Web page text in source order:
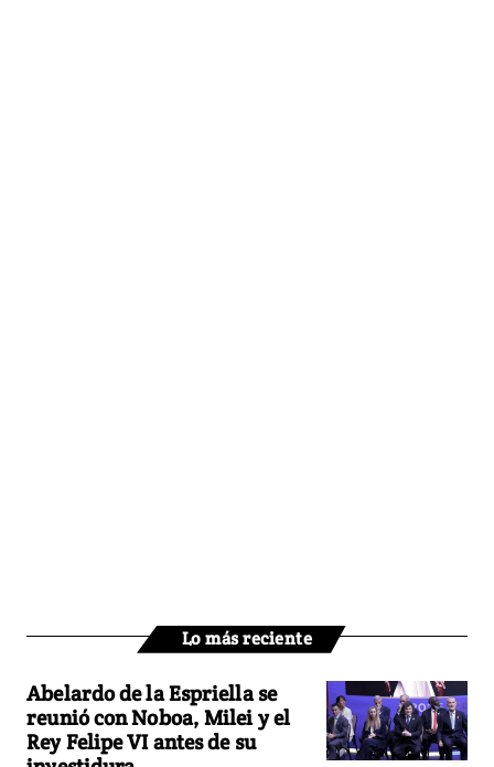
Lo más reciente
Abelardo de la Espriella se
reunió con Noboa, Milei y el
Rey Felipe VI antes de su